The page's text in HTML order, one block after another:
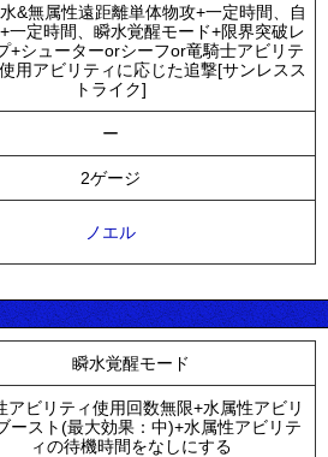
&無属性遠距離単体物攻+一定時間、自
一定時間、瞬水覚醒モード+限界突破レ
+シューターorシーフor竜騎士アビリテ
用アビリティに応じた追撃[サンレスス
トライク]
ー
2ゲージ
ノエル
瞬水覚醒モード
アビリティ使用回数無限+水属性アビリ
ースト(最大効果：中)+水属性アビリテ
ィの待機時間をなしにする